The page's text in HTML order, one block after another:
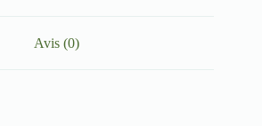
Avis (0)